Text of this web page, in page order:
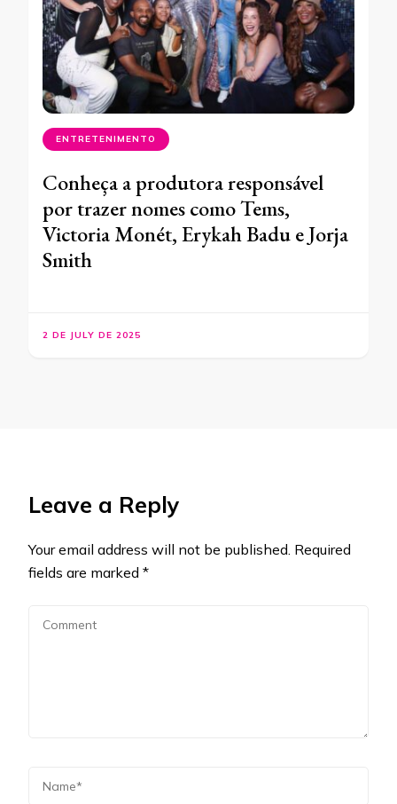
ENTRETENIMENTO
Conheça a produtora responsável
por trazer nomes como Tems,
Victoria Monét, Erykah Badu e Jorja
Smith
2 DE JULY DE 2025
Leave a Reply
Your email address will not be published. Required
fields are marked *